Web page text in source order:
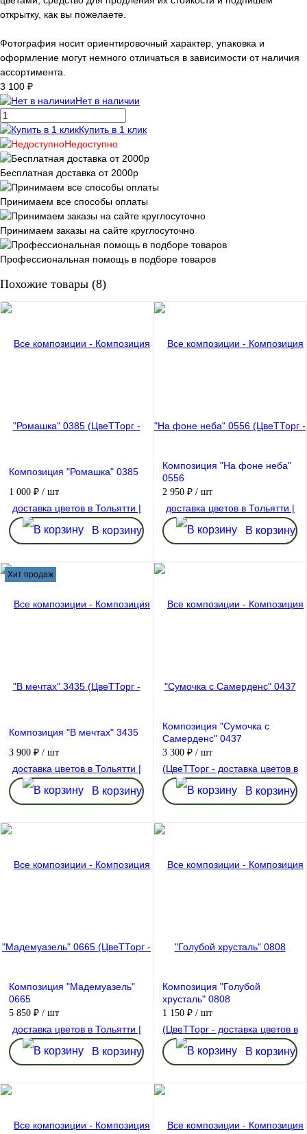
открытку, как вы пожелаете.
Фотография носит ориентировочный характер, упаковка и
оформление могут немного отличаться в зависимости от наличия
ассортимента.
3 100 ₽
Нет в наличии
Купить в 1 клик
Недоступно
Бесплатная доставка от 2000р
Принимаем все способы оплаты
Принимаем заказы на сайте круглосуточно
Профессиональная помощь в подборе товаров
Похожие товары (8)
Композиция "Ромашка" 0385
1 000 ₽ / шт
В корзину
Композиция "На фоне неба"
0556
2 950 ₽ / шт
В корзину
Хит продаж
Композиция "В мечтах" 3435
3 900 ₽ / шт
В корзину
Композиция "Сумочка с
Самерденс" 0437
3 300 ₽ / шт
В корзину
Композиция "Мадемуазель"
0665
5 850 ₽ / шт
В корзину
Композиция "Голубой
хрусталь" 0808
1 150 ₽ / шт
В корзину